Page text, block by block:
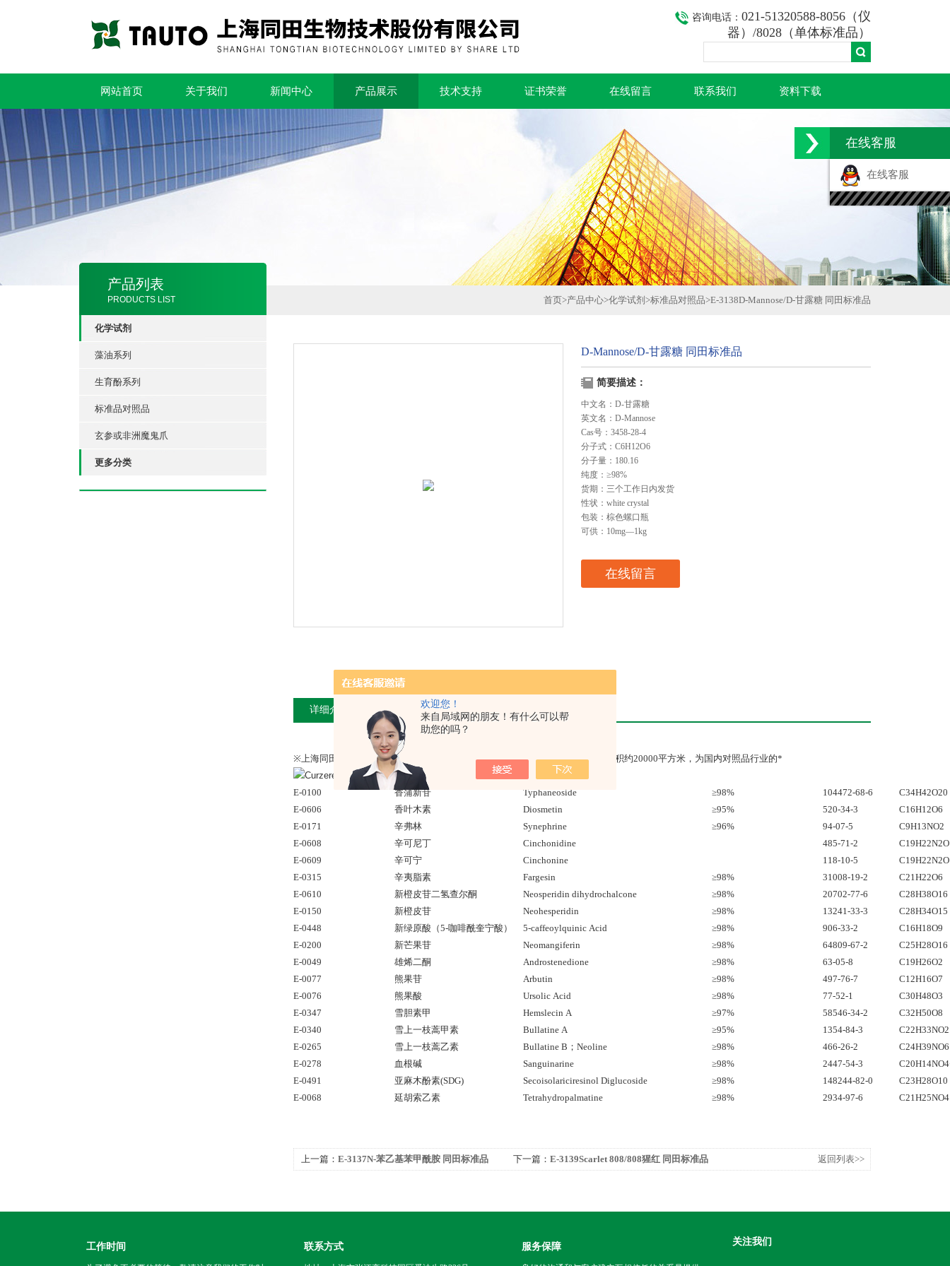
欢迎您！
来自局域网的朋友！有什么可以帮
助您的吗？
咨询电话： 021-51320588-8056（仪
器）/8028（单体标准品）
网站首页 关于我们 新闻中心 产品展示 技术支持 证书荣誉 在线留言 联系我们 资料下载
产品列表
PRODUCTS LIST
化学试剂
藻油系列
生育酚系列
标准品对照品
玄参或非洲魔鬼爪
更多分类
首页>产品中心>化学试剂 >标准品对照品>E-3138D-Mannose/D-甘露糖 同田标准品
D-Mannose/D-甘露糖 同田标准品
简要描述：
中文名：D-甘露糖
英文名：D-Mannose
Cas号：3458-28-4
分子式：C6H12O6
分子量：180.16
纯度：≥98%
货期：三个工作日内发货
性状：white crystal
包装：棕色螺口瓶
可供：10mg—1kg
在线留言
详细介绍
※上海同田生物技术有限公司位于上海张江科技园，总投资约6000万元，建筑面积约20000平方米，为国内对照品行业的*
E-0100 香蒲新苷 Typhaneoside ≥98% 104472-68-6
C34H42O20
E-0606
香叶木素 Diosmetin ≥95% 520-34-3
C16H12O6
E-0171
辛弗林 Synephrine ≥96% 94-07-5
C9H13NO2
E-0608
辛可尼丁 Cinchonidine 485-71-2
C19H22N2O
E-0609
辛可宁 Cinchonine 118-10-5
C19H22N2O
E-0315
辛夷脂素 Fargesin ≥98% 31008-19-2
C21H22O6
E-0610
新橙皮苷二氢查尔酮 Neosperidin dihydrochalcone ≥98% 20702-77-6
C28H38O16
E-0150
新橙皮苷 Neohesperidin ≥98% 13241-33-3
C28H34O15
E-0448
新绿原酸（5-咖啡酰奎宁酸） 5-caffeoylquinic Acid ≥98% 906-33-2
C16H18O9
E-0200
新芒果苷 Neomangiferin ≥98% 64809-67-2
C25H28O16
E-0049
雄烯二酮 Androstenedione ≥98% 63-05-8
C19H26O2
E-0077
熊果苷 Arbutin ≥98% 497-76-7
C12H16O7
E-0076
熊果酸 Ursolic Acid ≥98% 77-52-1
C30H48O3
E-0347
雪胆素甲 Hemslecin A ≥97% 58546-34-2
C32H50O8
E-0340
雪上一枝蒿甲素 Bullatine A ≥95% 1354-84-3
C22H33NO2
E-0265
雪上一枝蒿乙素 Bullatine B；Neoline ≥98% 466-26-2
C24H39NO6
E-0278
血根碱 Sanguinarine ≥98% 2447-54-3
E-0491
亚麻木酚素(SDG) Secoisolariciresinol Diglucoside ≥98% 148244-82-0
C23H28O10
E-0068
延胡索乙素 Tetrahydropalmatine ≥98% 2934-97-6 C21H25NO4
上一篇： E-3137N-苯乙基苯甲酰胺 同田标准品 下一篇： E-3139Scarlet 808/808猩红 同田标准品 返回列表>>
工作时间 联系方式 服务保障 关注我们
在线客服
在线客服